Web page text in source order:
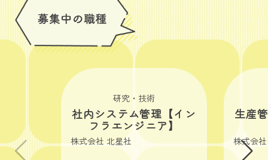
研究・技術
社内システム管理【イン
フラエンジニア】
株式会社 北星社
生産
株式会